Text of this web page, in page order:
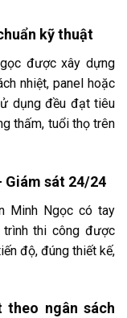
kỹ thuật
được xây dựng
nhiệt, panel hoặc
dụng đều đạt tiêu
thấm, tuổi thọ trên
Giám sát 24/24
Minh Ngọc có tay
thi công được
độ, đúng thiết kế,
ngân sách